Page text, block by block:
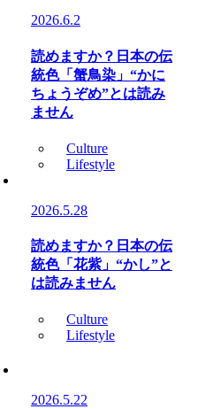
2026.6.2
読めますか？日本の伝
統色「蟹鳥染」“かに
ちょうぞめ”とは読み
ません
Culture
Lifestyle
2026.5.28
読めますか？日本の伝
統色「花紫」“かし”と
は読みません
Culture
Lifestyle
2026.5.22